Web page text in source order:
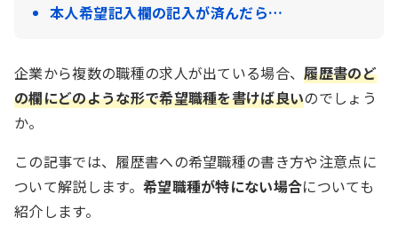
本人希望記入欄の記入が済んだら…
企業から複数の職種の求人が出ている場合、履歴書のど
の欄にどのような形で希望職種を書けば良いのでしょう
か。
この記事では、履歴書への希望職種の書き方や注意点に
ついて解説します。 希望職種が特にない場合についても
紹介します。